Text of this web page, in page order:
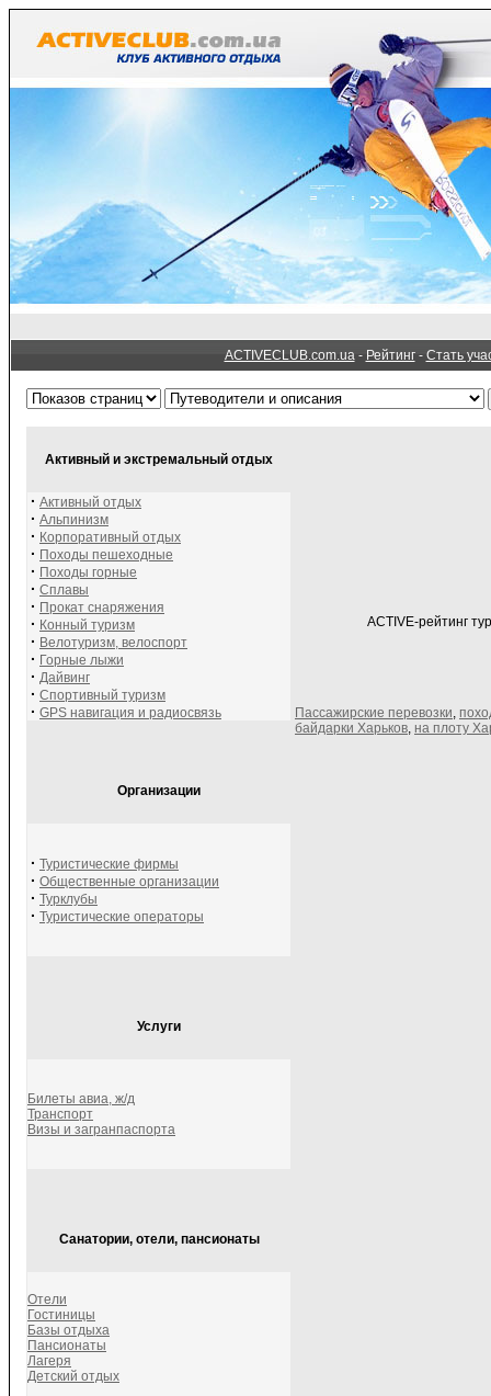
ACTIVECLUB.com.ua- Рейтинг- Стать
Активный и экстремальный отдых
· Активный отдых
· Альпинизм
· Корпоративный отдых
· Походы пешеходные
· Походы горные
· Сплавы
· Прокат снаряжения
· Конный туризм
· Велотуризм, велоспорт
· Горные лыжи
· Дайвинг
· Спортивный туризм
· GPS навигация и радиосвязь
Организации
· Туристические фирмы
· Общественные организации
· Турклубы
· Туристические операторы
Услуги
Билеты авиа, ж/д
Транспорт
Визы и загранпаспорта
Санатории, отели, пансионаты
Отели
Гостиницы
Базы отдыха
Пансионаты
Лагеря
Детский отдых
ACTIVE-рейтинг
Пассажирские перевозки,
байдарки Харьков, на плоту